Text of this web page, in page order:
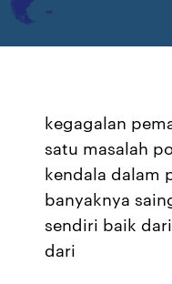
kegagalan
satu masalah
kendala dalam
banyaknya
sendiri baik
dari